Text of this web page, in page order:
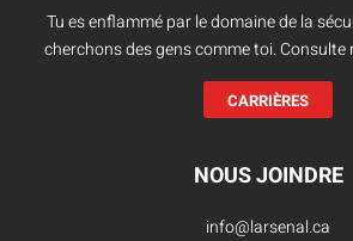
Tu es enflammé par le domaine de la
cherchons des gens comme toi. Consulte
CARRIÈRES
NOUS JOINDRE
info@larsenal.ca